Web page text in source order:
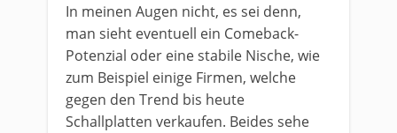
In meinen Augen nicht, es sei denn,
man sieht eventuell ein Comeback-
Potenzial oder eine stabile Nische, wie
zum Beispiel einige Firmen, welche
gegen den Trend bis heute
Schallplatten verkaufen. Beides sehe